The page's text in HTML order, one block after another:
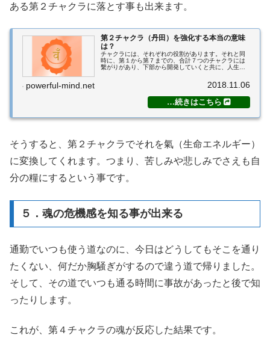
ある第２チャクラに落とす事も出来ます。
第２チャクラ（丹田）を強化する本当の意味
は？
チャクラには、それぞれの役割があります。それと同
時に、第１から第７までの、合計７つのチャクラには
繫がりがあり、下部から開発していくと共に、人生が
チャクラの繋がりと流れ、それによってどう変わっ
powerful-mind.net 2018.11.06
そうすると、第２チャクラでそれを氣（生命エネルギー）
に変換してくれます。つまり、苦しみや悲しみでさえも自
分の糧にするという事です。
５．魂の危機感を知る事が出来る
通勤でいつも使う道なのに、今日はどうしてもそこを通り
たくない、何だか胸騒ぎがするので違う道で帰りました。
そして、その道でいつも通る時間に事故があったと後で知
ったりします。
これが、第４チャクラの魂が反応した結果です。